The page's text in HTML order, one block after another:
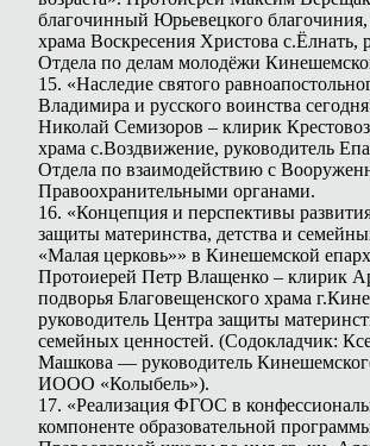
благочинный Юрьевецкого благочиния,
храма Воскресения Христова с.Ёлнать,
Отдела по делам молодёжи
15. «Наследие святого
Владимира и русского воинства
Николай Семизоров – клирик
храма с.Воздвижение, руководитель
Отдела по взаимодействию с
Правоохранительными органами.
16. «Концепция и перспективы
защиты материнства, детства и
«Малая церковь»» в Кинешемской
Протоиерей Петр Влащенко – клирик
подворья Благовещенского храма
руководитель Центра защиты
семейных ценностей. (Содокладчик:
Машкова — руководитель
ИООО «Колыбель»).
17. «Реализация ФГОС в
компоненте образовательной